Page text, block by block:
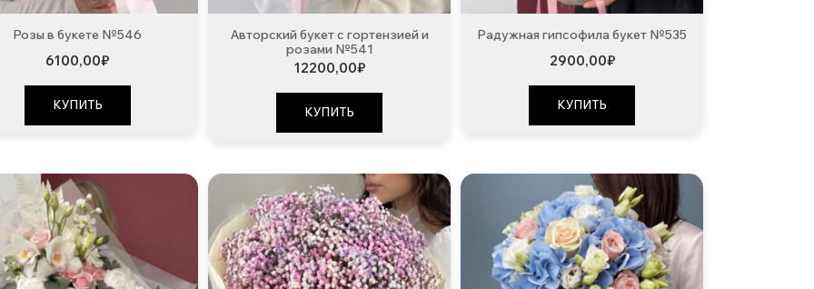
Розы в букете №546
6100,00₽
КУПИТЬ
Авторский букет с гортензией и
розами №541
12200,00₽
КУПИТЬ
Радужная гипсофила букет №535
2900,00₽
КУПИТЬ